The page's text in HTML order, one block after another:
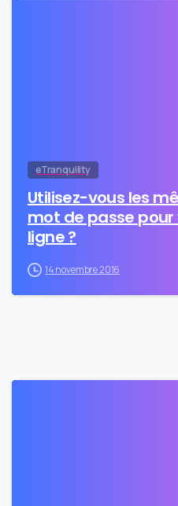
eTranquility
Utilisez-vous les
mot de passe pour
ligne ?
14 novembre 2016